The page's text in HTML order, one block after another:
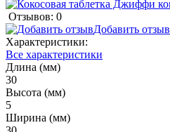
Отзывов: 0
Добавить отзыв
Характеристики:
Все характеристики
Длина (мм)
30
Высота (мм)
5
Ширина (мм)